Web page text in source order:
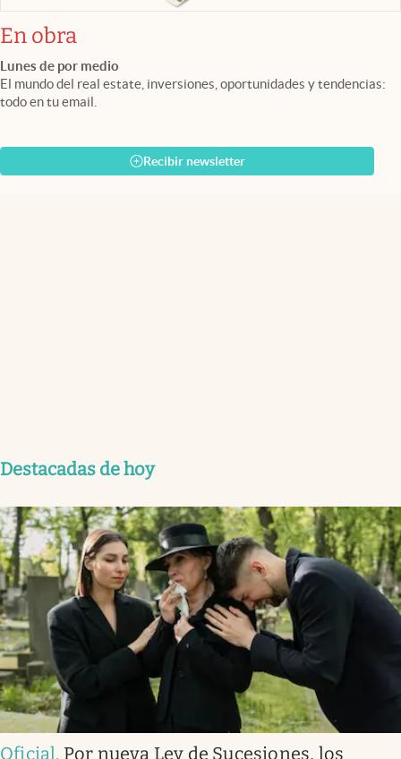
En obra
Lunes de por medio
El mundo del real estate, inversiones, oportunidades y tendencias:
todo en tu email.
Recibir newsletter
Destacadas de hoy
Oficial. Por nueva Ley de Sucesiones, los